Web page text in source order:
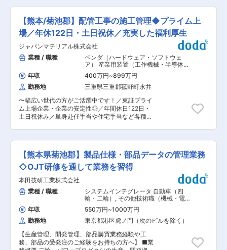
ィの部署の募集です。 ■企業概要 東京エレクト
ロン九州株式会社は、半導体製造装置の開発から
設計、製造、据付までおこなうメーカーです。 開
発する装置は世界で高いシェアと競争力をもち、
次世代装置向けにさらなる技術開発力の強化を進
めています。 九州でもトップクラスの高付加価値
す。
熊本から世界を見据え、研究開発とものづくりに
常にチャレンジし続ける企業です。 変更の範囲：
会社の定める業務
の整備などのITファシリティの運用管理、
VLAN・VMware等によるサーバーの仮想化環境
の構築・管理・運用、IT関連設備やIT機器の保守
（サポート含む）をご担当いただきます。 【具体
的には】 ●社内ネットワークの設計構築・運用・
管理・障害対応(有線LAN,無線
LAN,VPN,RAS,PHS等) ●VLAN、VMware等によ
るサーバーの仮想化対応 ●システム環境の整備な
どのITファシリティの運用管理 ●IT関連設備やIT
機器の保守（サポート含む） 【部署構成】 社内
SE全体で約30名のメンバーが活躍しておりま
す。 社内SEは「セキュリティ・インフラ・開
発」の3グループに分かれており、本ポジション
はインフラの部署の募集です。 ■企業概要 東京
エレクトロン九州株式会社は、半導体製造装置の
開発から設計、製造、据付までおこなうメーカー
強化を進めています。 九州でもトップクラスの高
付加価値（利益）を誇りま
す。
熊本から世界を見据え、研究開発とものづくりに
常にチャレンジし続ける企業です。 変更の範囲：
会社の定める業務
【熊本/菊池郡】配管工事の施工管理◆プライム上
場／年休122日・土日祝休／充実した福利厚生
ジャパンマテリアル株式会社
業種 / 職種
ベンダ（ハードウェア・ソフトウェ
ア） 産業用装置（工作機械・半導体製
造装置・ロボットなど）
（空調・衛生設備） その他設備施工管
理
年収 400万円~899万円
勤務地
三重県三重郡菰野町永井
〜幅広い世代の方がご活躍中です！／東証プライ
ム上場企業・企業の安定性◎／年間休日122日・
土日祝休み／単身赴任手当や住宅手当など各種手
工場向けにライフラインのトータルサポートを行
っている当社にて、配管工事の施工管理を行って
いただきます。 半導体業界は現在拡大している業
界であり、今後さらに盛り上がっていくことが予
想されています。当社も業界全体をサポートする
ために、組織拡大のために増員採用を行っており
ます。 ■業務内容： 超純水やガスなどの配管工
事の工事監督者として、工期・安全面・コスト・
品質などを管理していただきます 【具体的に
は…】 ・お客様先や社内での工事内容の打合わせ
・工程表を基に職人へ指示（現場管理事項は安
全、品質、施工、工程） ・お客様への設備機器引
渡し／収支管理 等 ■充実の福利厚生・各種手
当： ★☆東証プライム市場上場企業のため福利
【熊本県菊池郡】製品仕様・部品データの管理業務
◇OJT研修を通して業務を習得
本田技研工業株式会社
業種 / 職種
システムインテグレータ 自動車（四
輪・二輪） , その他技術職（機械・電
気） 生産管理
年収 550万円~1000万円
勤務地
東京都港区虎ノ門（次のビルを除く）
【生産管理、開発管理、部品購買業務経験や工
務、部品の受発注のご経験をお持ちの方へ】 ■業